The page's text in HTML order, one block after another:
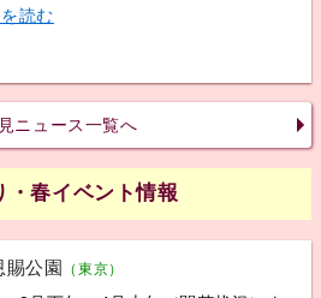
読む
ニュース一覧へ
・春イベント情報
賜公園 （東京）